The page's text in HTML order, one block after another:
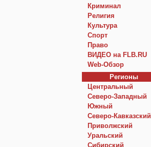
Криминал
Религия
Культура
Спорт
Право
ВИДЕО на FLB.RU
Web-Обзор
Регионы
Центральный
Северо-Западный
Южный
Северо-Кавказский
Приволжский
Уральский
Сибирский